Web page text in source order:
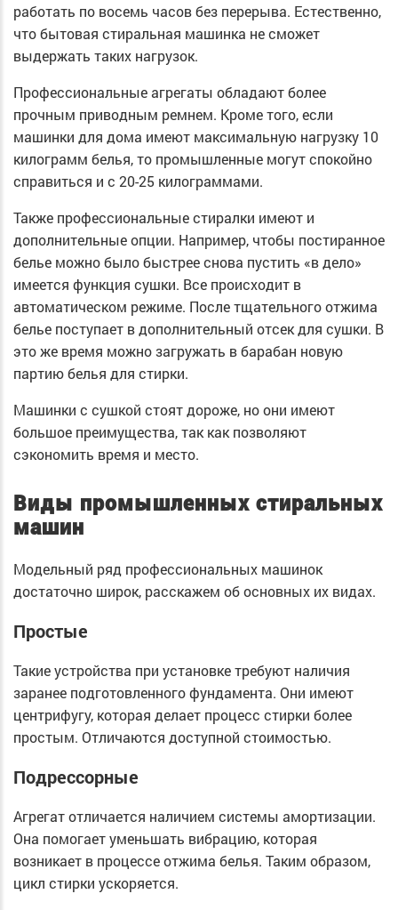
работать по восемь часов без перерыва. Естественно,
что бытовая стиральная машинка не сможет
выдержать таких нагрузок.
Профессиональные агрегаты обладают более
прочным приводным ремнем. Кроме того, если
машинки для дома имеют максимальную нагрузку 10
килограмм белья, то промышленные могут спокойно
справиться и с 20-25 килограммами.
Также профессиональные стиралки имеют и
дополнительные опции. Например, чтобы постиранное
белье можно было быстрее снова пустить «в дело»
имеется функция сушки. Все происходит в
автоматическом режиме. После тщательного отжима
белье поступает в дополнительный отсек для сушки. В
это же время можно загружать в барабан новую
партию белья для стирки.
Машинки с сушкой стоят дороже, но они имеют
большое преимущества, так как позволяют
сэкономить время и место.
Виды промышленных стиральных
машин
Модельный ряд профессиональных машинок
достаточно широк, расскажем об основных их видах.
Простые
Такие устройства при установке требуют наличия
заранее подготовленного фундамента. Они имеют
центрифугу, которая делает процесс стирки более
простым. Отличаются доступной стоимостью.
Подрессорные
Агрегат отличается наличием системы амортизации.
Она помогает уменьшать вибрацию, которая
возникает в процессе отжима белья. Таким образом,
цикл стирки ускоряется.